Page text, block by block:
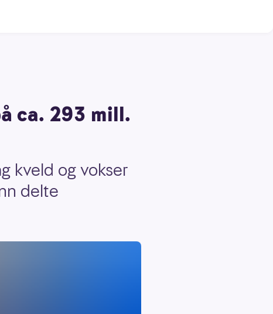
ca. 293 mill.
kveld og vokser
delte